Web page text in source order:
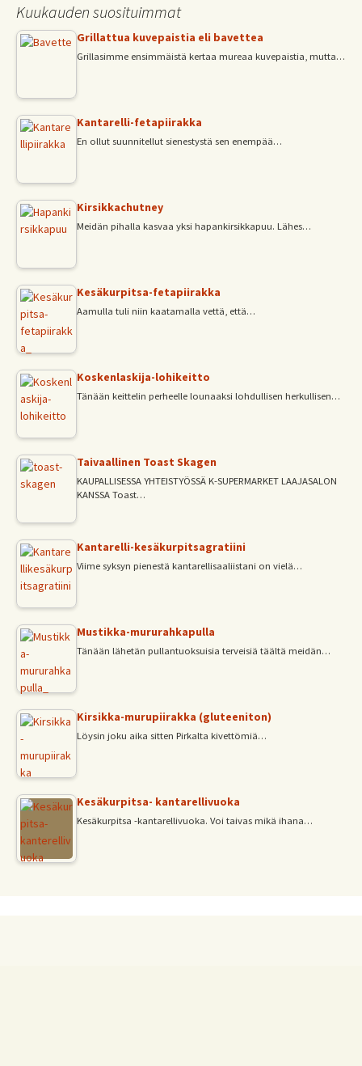
k
p
Kuukauden suosituimmat
Grillattua kuvepaistia eli bavettea
Grillasimme ensimmäistä kertaa mureaa kuvepaistia, mutta…
Kantarelli-fetapiirakka
En ollut suunnitellut sienestystä sen enempää…
Kirsikkachutney
Meidän pihalla kasvaa yksi hapankirsikkapuu. Lähes…
Kesäkurpitsa-fetapiirakka
Aamulla tuli niin kaatamalla vettä, että…
Koskenlaskija-lohikeitto
Tänään keittelin perheelle lounaaksi lohdullisen herkullisen…
Taivaallinen Toast Skagen
KAUPALLISESSA YHTEISTYÖSSÄ K-SUPERMARKET LAAJASALON
KANSSA Toast…
Kantarelli-kesäkurpitsagratiini
Viime syksyn pienestä kantarellisaaliistani on vielä…
Mustikka-mururahkapulla
Tänään lähetän pullantuoksuisia terveisiä täältä meidän…
Kirsikka-murupiirakka (gluteeniton)
Löysin joku aika sitten Pirkalta kivettömiä…
Kesäkurpitsa- kantarellivuoka
Kesäkurpitsa -kantarellivuoka. Voi taivas mikä ihana…